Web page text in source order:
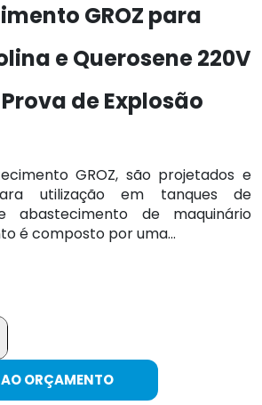
GROZ para
e Querosene 220V
de Explosão
GROZ, são projetados e
utilização em tanques de
abastecimento de maquinário
é composto por uma...
ADICIONAR AO ORÇAMENTO